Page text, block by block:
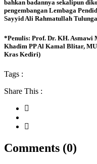
bahkan badannya sekalipun
pengembangan Lembaga
Sayyid Ali Rahmatullah
*Penulis: Prof. Dr. KH. Asmawi
Khadim PP Al Kamal Blitar,
Kras Kediri)
Tags :
Share This :
Comments (0)